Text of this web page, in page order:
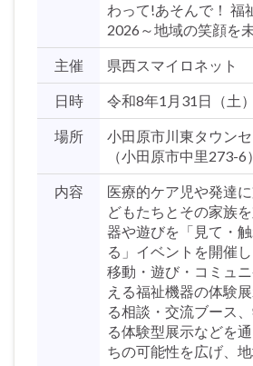
わって!あそんで！ 福
2026～地域の笑顔を
主催 県西スマイロネット
日時 令和8年1月31日（土
場所
小田原市川東タウン
（小田原市中里273-6）
内容
医療的ケア児や発達
どもたちとその家族
器や遊びを「見て・
る」イベントを開催し
移動・遊び・コミュ
える福祉機器の体験
る相談・交流ブース
る体験型展示などを
ちの可能性を広げ、